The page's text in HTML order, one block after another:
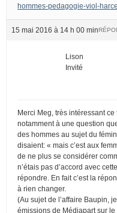
hommes-pedagogie-viol-
15 mai 2016 à 14 h 00 min
Lison
Invité
Merci Meg, très intéressant
notamment à une question
des hommes au sujet du
disaient: « mais c’est aux
de ne plus se considérer
n’étais pas d’accord avec
répondre. En fait c’est la
à rien changer.
(Au sujet de l’affaire Baupin,
émissions de Médiapart sur